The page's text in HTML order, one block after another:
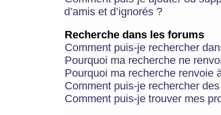
d’amis et d’ignorés ?
Recherche dans les forums
Comment puis-je rechercher
Pourquoi ma recherche ne
Pourquoi ma recherche renvoie
Comment puis-je rechercher
Comment puis-je trouver mes